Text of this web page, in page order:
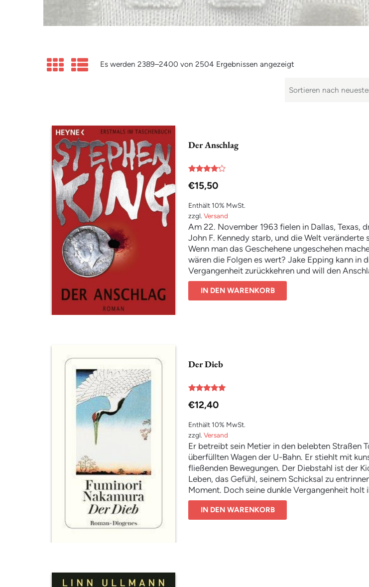
Es werden 2389–2400 von 2504 Ergebnissen angezeigt
Der Anschlag
mit
€15,50
Enthält 10% MwSt.
zzgl. Versand
Am 22. November 1963 fielen in Dallas, Texas,
John F. Kennedy starb, und die Welt veränderte
Wenn man das Geschehene ungeschehen
wären die Folgen es wert? Jake Epping kann in
Vergangenheit zurückkehren und will den
Aber je näher er seinem Ziel kommt, umso
sich die Vergangenheit gegen jede Änderung.
neuer großer Roman ist eine Tour de Force, die
IN DEN WARENKORB
Der Dieb
mit
€12,40
Enthält 10% MwSt.
zzgl. Versand
Er betreibt sein Metier in den belebten Straßen
überfüllten Wagen der U-Bahn. Er stiehlt mit
fließenden Bewegungen. Der Diebstahl ist der
Leben, das Gefühl, seinem Schicksal zu
Moment. Doch seine dunkle Vergangenheit holt
Ein grandioser Thriller und eine dunkle,
über Schicksal und Einsamkeit.
IN DEN WARENKORB